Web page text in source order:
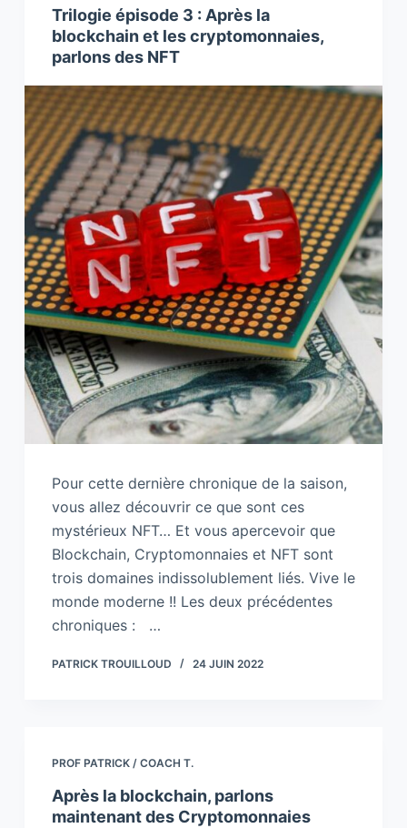
Trilogie épisode 3 : Après la
blockchain et les cryptomonnaies,
parlons des NFT
Pour cette dernière chronique de la saison,
vous allez découvrir ce que sont ces
mystérieux NFT… Et vous apercevoir que
Blockchain, Cryptomonnaies et NFT sont
trois domaines indissolublement liés. Vive le
monde moderne !! Les deux précédentes
chroniques : …
PATRICK TROUILLOUD 24 JUIN 2022
PROF PATRICK / COACH T.
Après la blockchain, parlons
maintenant des Cryptomonnaies